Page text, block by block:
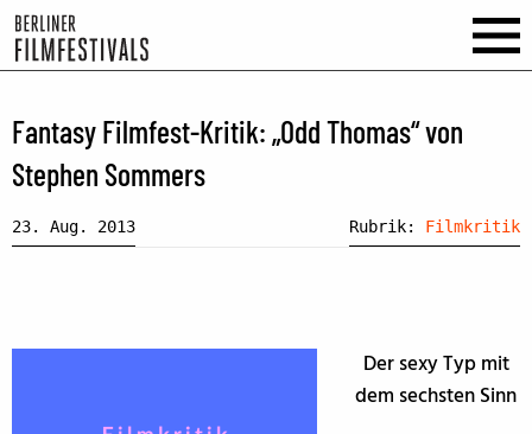
Fantasy Filmfest-Kritik: „Odd Thomas“ von
Stephen Sommers
23. Aug. 2013 Rubrik: Filmkritik
Der sexy Typ mit
dem sechsten Sinn